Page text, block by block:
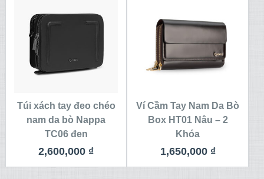
Túi xách tay đeo chéo
nam da bò Nappa
TC06 đen
2,600,000 ₫
Ví Cầm Tay Nam Da Bò
Box HT01 Nâu – 2
Khóa
1,650,000 ₫